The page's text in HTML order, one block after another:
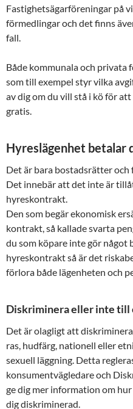
Fastighetsägarföreningar på
förmedlingar och det finns
fall.
Både kommunala och privata
som till exempel styr vilka
av dig om du vill stå i kö för
gratis.
Hyreslägenhet betalar
Det är bara bostadsrätter och
Det innebär att det inte är
hyreskontrakt.
Den som begär ekonomisk
kontrakt, så kallade svarta
du som köpare inte gör
hyreskontrakt så är det
förlora både lägenheten och
Diskriminera eller inte till
Det är olagligt att
ras, hudfärg, nationell eller
sexuell läggning. Detta
konsumentvägledare och
ge dig mer information om
dig diskriminerad.